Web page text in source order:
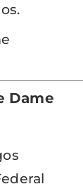
Dame